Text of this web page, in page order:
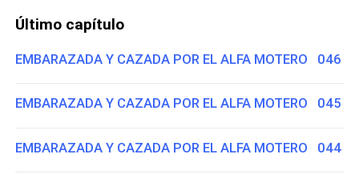
Último capítulo
EMBARAZADA Y CAZADA POR EL ALFA MOTERO 046
EMBARAZADA Y CAZADA POR EL ALFA MOTERO 045
EMBARAZADA Y CAZADA POR EL ALFA MOTERO 044